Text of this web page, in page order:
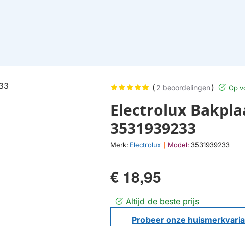
Electrolux
3531939233
Merk: Electrolux Model: 3531939233
( 2 beoordelingen) Op
€ 18,95
Altijd de beste prijs
Probeer onze